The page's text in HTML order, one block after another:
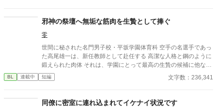
邪神の祭壇へ無垢な筋肉を生贄として捧ぐ
零
世間に秘された名門男子校・平坂学園体育科 空手の名選手であっ
た高尾雄一は、新任教師として赴任する 高潔な人格と鋼のように
鍛えられた肉体 それは、学園にとって最高の生贄の候補に他なら
なかった 至高の筋肉を持つ、精神を削られ意志をなくした青年を
太古の神に捧げるため、“水”、“風”、“土”の信奉者達が暗躍する 意
校で繰り広げられるダークファンタジー
BL 連載中 短編 文字数：236,341
同僚に密室に連れ込まれてイケナイ状況です